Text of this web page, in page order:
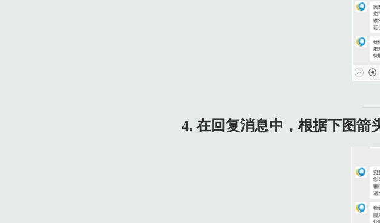
4. 在回复消息中，根据下图箭